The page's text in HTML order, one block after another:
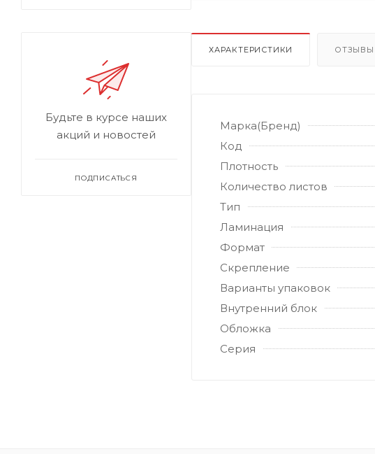
ХАРАКТЕРИСТИКИ ОТЗЫВЫ
Марка(Бренд)
Код
Плотность
Количество листов
Тип
Ламинация
Формат
Скрепление
Варианты упаковок
Внутренний блок
Обложка
Серия
Будьте в курсе наших
акций и новостей
ПОДПИСАТЬСЯ